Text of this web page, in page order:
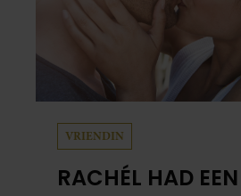
VRIENDIN
RACHÉL HAD EEN